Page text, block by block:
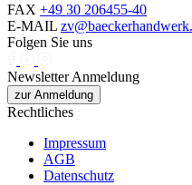
FAX +49 30 206455-40
E-MAIL
Folgen Sie uns
Newsletter Anmeldung
zur Anmeldung
Rechtliches
Impressum
AGB
Datenschutz